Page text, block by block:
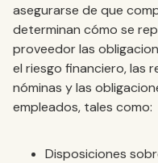
asegurarse de que
determinan cómo se
proveedor las
el riesgo financiero, las
nóminas y las
empleados, tales como:
Disposiciones